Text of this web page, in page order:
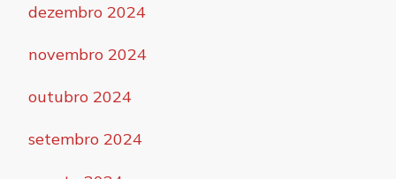
dezembro 2024
novembro 2024
outubro 2024
setembro 2024